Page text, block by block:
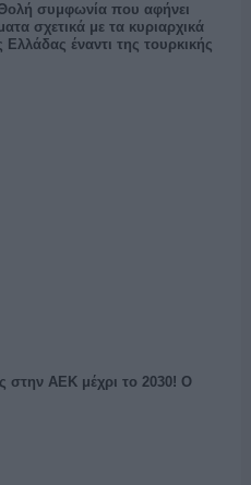
συμφωνία που αφήνει
σχετικά με τα κυριαρχικά
Ελλάδας έναντι της τουρκικής
στην ΑΕΚ μέχρι το 2030! Ο